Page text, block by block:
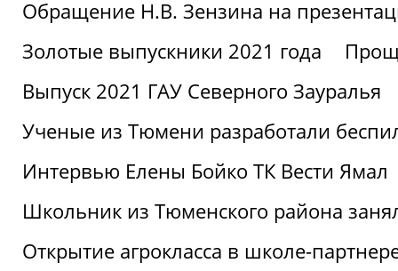
Обращение Н.В. Зензина на
Золотые выпускники 2021 года
Выпуск 2021 ГАУ Северного Зауралья
Ученые из Тюмени разработали
Интервью Елены Бойко ТК Вести Ямал
Школьник из Тюменского района
Открытие агрокласса в школе-